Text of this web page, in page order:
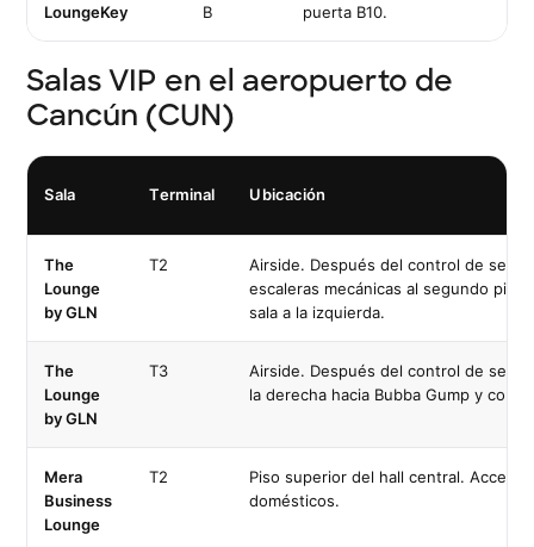
LoungeKey
B
puerta B10.
Salas VIP en el aeropuerto de
Cancún (CUN)
Sala Terminal Ubicación
The
Lounge
by GLN
T2
Airside. Después del control de
escaleras mecánicas al segundo
sala a la izquierda.
The
Lounge
by GLN
T3
Airside. Después del control de
la derecha hacia Bubba Gump y
Mera
Business
Lounge
T2
Piso superior del hall central.
domésticos.